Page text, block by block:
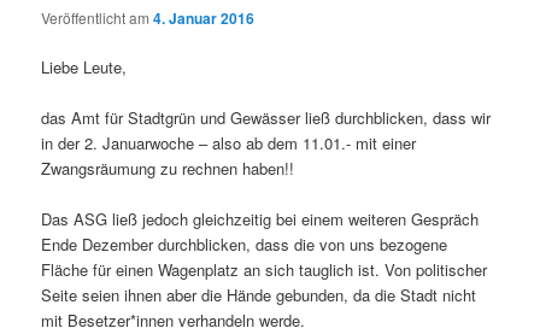
Veröffentlicht am4. Januar 2016
Liebe Leute,
das Amt für Stadtgrün und Gewässer ließ durchblicken, dass wir
in der 2. Januarwoche – also ab dem 11.01.- mit einer
Zwangsräumung zu rechnen haben!!
Das ASG ließ jedoch gleichzeitig bei einem weiteren Gespräch
Ende Dezember durchblicken, dass die von uns bezogene
Fläche für einen Wagenplatz an sich tauglich ist. Von politischer
Seite seien ihnen aber die Hände gebunden, da die Stadt nicht
mit Besetzer*innen verhandeln werde.